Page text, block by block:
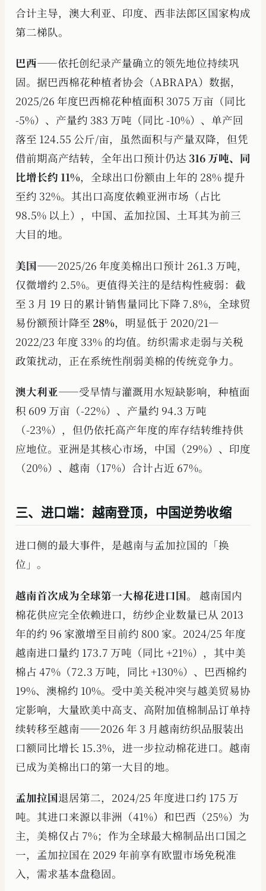
合计主导，澳大利亚、印度、西非法郎区国家构成
第二梯队。
巴西——依托创纪录产量确立的领先地位持续巩
固。据巴西棉花种植者协会（ABRAPA）数据，
2025/26 年度巴西棉花种植面积 3075 万亩（同比
-5%）、产量约 383 万吨（同比 -10%）、单产回
落至 124.55 公斤/亩，虽然面积与产量双降，但凭
借前期高产结转，全年出口预计仍达 316 万吨、同
比增长约 11%，全球出口份额由上年的 28% 提升
至约 32%。其出口高度依赖亚洲市场（占比
98.5% 以上），中国、孟加拉国、土耳其为前三
大目的地。
美国——2025/26 年度美棉出口预计 261.3 万吨，
仅微增约 2.5%。更值得关注的是结构性疲弱：截
至 3 月 19 日的累计销售量同比下降 7.8%，全球贸
易份额预计降至 28%，明显低于 2020/21—
2022/23 年度 33% 的均值。纺织需求走弱与关税
政策扰动，正在系统性削弱美棉的传统竞争力。
澳大利亚——受旱情与灌溉用水短缺影响，种植面
积 609 万亩（-22%）、产量约 94.3 万吨
（-23%），但仍依托高产年度的库存结转维持供
应地位。亚洲是其核心市场，中国（29%）、印度
（20%）、越南（17%）合计占近 67%。
三、进口端：越南登顶，中国逆势收缩
进口侧的最大事件，是越南与孟加拉国的「换
位」。
越南首次成为全球第一大棉花进口国。
越南国内
棉花供应完全依赖进口，纺纱企业数量已从 2013
年的约 96 家激增至目前约 800 家。2024/25 年度
越南进口量约 173.7 万吨（同比 +21%），其中美
棉占 47%（72.3 万吨，同比 +130%）、巴西棉约
19%、澳棉约 10%。受中美关税冲突与越美贸易协
定影响，大量欧美中高支、高附加值棉制品订单持
续转移至越南——2026 年 3 月越南纺织品服装出
口额同比增长 15.3%，进一步拉动棉花进口。越南
已成为美棉出口的第一大目的地。
孟加拉国退居第二，2024/25 年度进口约 175 万
吨。其进口来源以非洲（41%）和巴西（25%）为
主，美棉仅占 7%；作为全球最大棉制品出口国之
一，孟加拉国在 2029 年前享有欧盟市场免税准
入，需求基本盘稳固。